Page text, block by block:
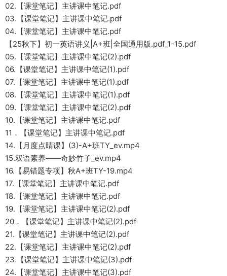
02.【课堂笔记】主讲课中笔记.pdf
03.【课堂笔记】主讲课中笔记.pdf
04.【课堂笔记】主讲课中笔记.pdf
【25秋下】初一英语讲义|A+班|全国通用版.pdf_1-15.pdf
05.【课堂笔记】主讲课中笔记(2).pdf
06.【课堂笔记】主讲课中笔记(1).pdf
07.【课堂笔记】主讲课中笔记(1).pdf
08.【课堂笔记】主讲课中笔记(1).pdf
09.【课堂笔记】主讲课中笔记(2).pdf
10.【课堂笔记】主讲课中笔记.pdf
11．【课堂笔记】主讲课中笔记.pdf
14.【月度点睛课】(3)-A+班TY_ev.mp4
15.双语素养——奇妙竹子_ev.mp4
16.【易错题专项】秋A+班TY-19.mp4
17.【课堂笔记】主讲课中笔记.pdf
18.【课堂笔记】主讲课中笔记.pdf
19.【课堂笔记】主讲课中笔记(2).pdf
20．【课堂笔记】主讲课中笔记(2).pdf
21.【课堂笔记】主讲课中笔记(2).pdf
22.【课堂笔记】主讲课中笔记(2).pdf
23.【课堂笔记】主讲课中笔记(3).pdf
24.【课堂笔记】主讲课中笔记(3).pdf